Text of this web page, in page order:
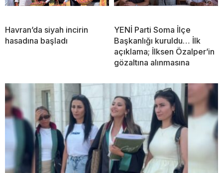
Havran’da siyah incirin
hasadına başladı
YENİ Parti Soma İlçe
Başkanlığı kuruldu… İlk
açıklama; İlksen Özalper’in
gözaltına alınmasına